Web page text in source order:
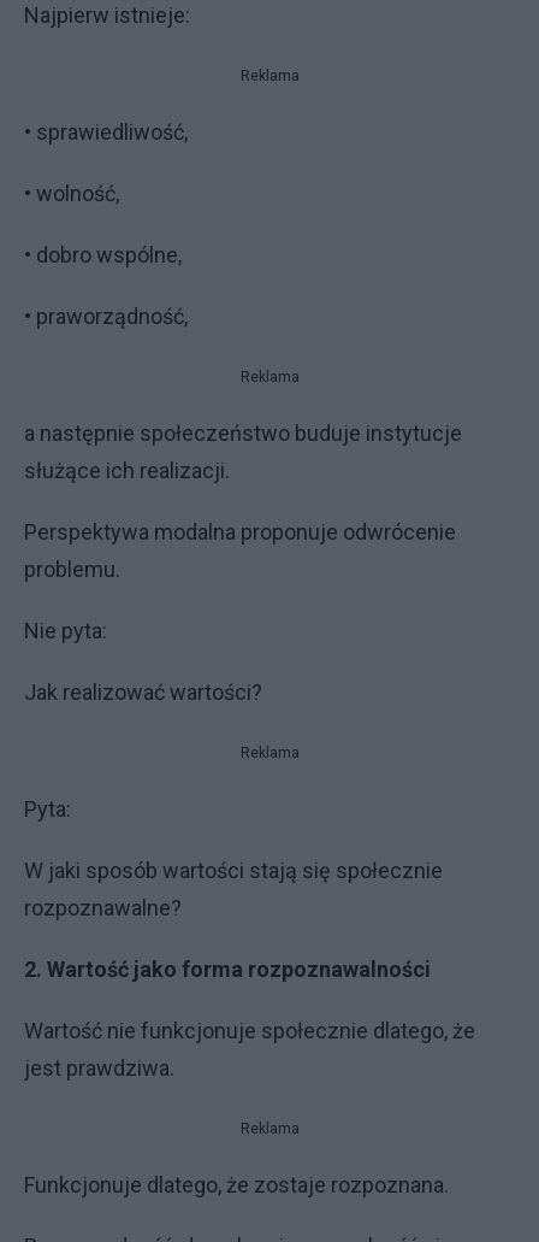
Najpierw istnieje:
Reklama
• sprawiedliwość,
• wolność,
• dobro wspólne,
• praworządność,
Reklama
a następnie społeczeństwo buduje instytucje
służące ich realizacji.
Perspektywa modalna proponuje odwrócenie
problemu.
Nie pyta:
Jak realizować wartości?
Reklama
Pyta:
W jaki sposób wartości stają się społecznie
rozpoznawalne?
2. Wartość jako forma rozpoznawalności
Wartość nie funkcjonuje społecznie dlatego, że
jest prawdziwa.
Reklama
Funkcjonuje dlatego, że zostaje rozpoznana.